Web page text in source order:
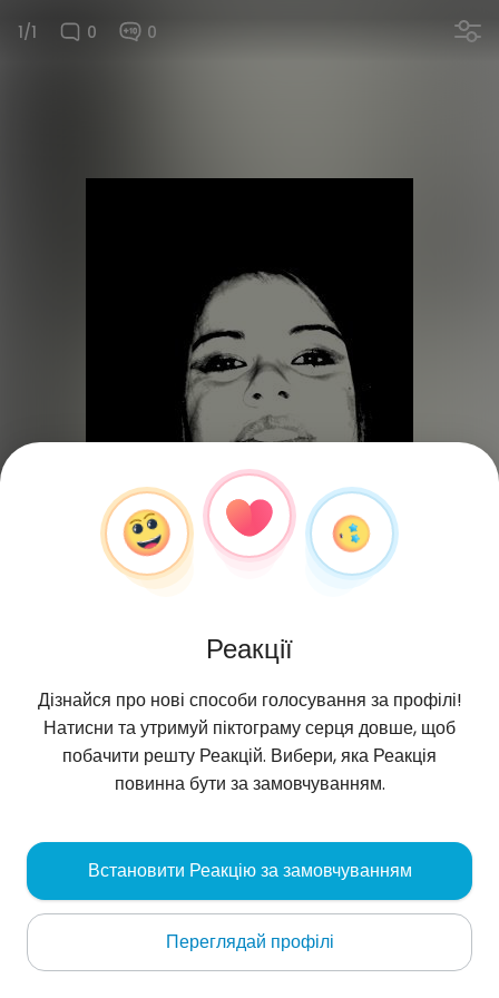
1/1 0 0
Szermierka , 36
Santiago de Cuba
Про мене
Реакції
Дізнайся про нові способи голосування за профілі!
Натисни та утримуй піктограму серця довше, щоб
побачити решту Реакцій. Вибери, яка Реакція
повинна бути за замовчуванням.
Встановити Реакцію за замовчуванням
Переглядай профілі